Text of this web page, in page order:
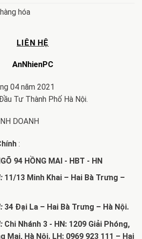
hóa
LIÊN HỆ
AnNhienPC
04 năm 2021
Tư Thành Phố Hà Nội.
DOANH
:
94 HỒNG MAI - HBT - HN
11/13 Minh Khai – Hai Bà Trưng –
34 Đại La – Hai Bà Trưng – Hà Nội.
Chi Nhánh 3 - HN: 1209 Giải Phóng,
Mai, Hà Nội. LH: 0969 923 111 – Hai